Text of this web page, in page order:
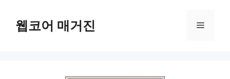
웹코어 매거진 메